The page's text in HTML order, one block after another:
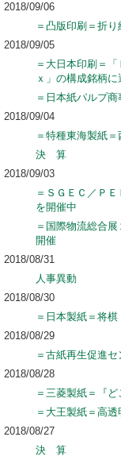
2018/09/06
＝凸版印刷＝折
2018/09/05
＝大日本印刷＝
ｘ」の構成銘柄に
＝日本紙パルプ
2018/09/04
＝特種東海製紙
決 算
2018/09/03
＝ＳＧＥＣ／Ｐ
を開催中
＝国際物流総合
開催
2018/08/31
人事異動
2018/08/30
＝日本製紙＝将
2018/08/29
＝古紙再生促進
2018/08/28
＝三菱製紙＝『
＝大王製紙＝高
2018/08/27
決 算